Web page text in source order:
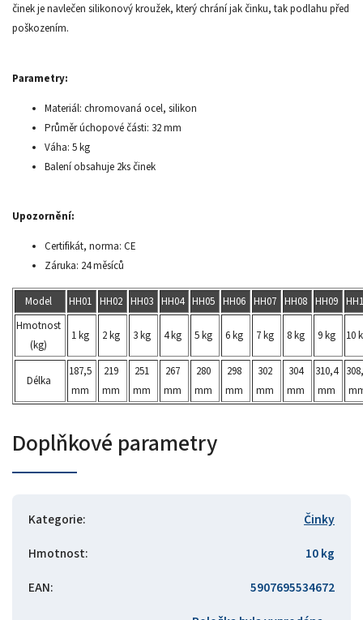
činek je navlečen silikonový kroužek, který chrání jak činku, tak podlahu před
poškozením.
Parametry:
Materiál: chromovaná ocel, silikon
Průměr úchopové části: 32 mm
Váha: 5 kg
Balení obsahuje 2ks činek
Upozornění:
Certifikát, norma: CE
Záruka: 24 měsíců
Model HH01 HH02 HH03 HH04 HH05 HH06 HH07 HH08 HH09
Hmotnost
(kg)
1 kg 2 kg 3 kg 4 kg 5 kg 6 kg 7 kg 8 kg 9 kg 10
Délka
187,5
mm
219
mm
251
mm
267
mm
280
mm
298
mm
302
mm
304
mm
310,4
mm
Doplňkové parametry
Kategorie:
Činky
Hmotnost:
10 kg
EAN:
5907695534672